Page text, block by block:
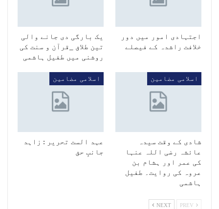
اجتہادی امور میں دور
خلافت راشدہ کے فیصلے
یک بارگی دی جانے والی
تین طلاق _قرآن و سنت کی
روشنی میں طفیل ہاشمی
اسلامی مضامین
شادی کے وقت سیدہ
عائشہ رضی اللہ عنہا
کی عمر اور ہشام بن
عروہ کی روایت۔ طفیل
ہاشمی
اسلامی مضامین
عہد الست تحریر : زاہد
جانبِ حق
NEXT